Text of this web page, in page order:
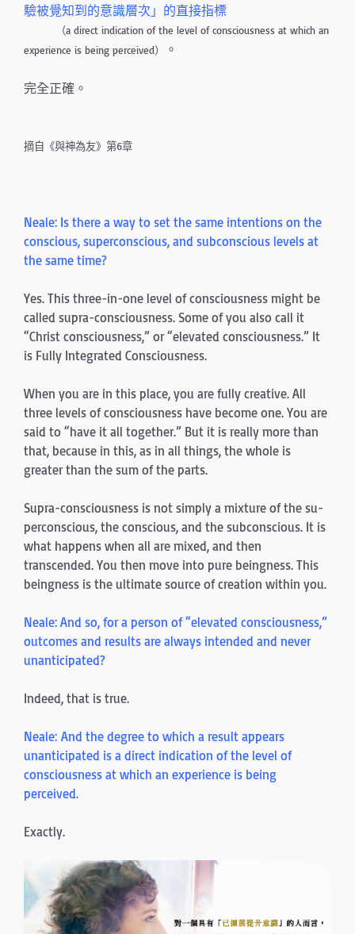
驗被覺知到的意識層次」的直接指標
（a direct indication of the level of consciousness at which an
experience is being perceived）
。
完全正確。
摘自《與神為友》第6章
Neale: Is there a way to set the same intentions on the
conscious, su­perconscious, and subconscious levels at
the same time?
Yes. This three-in-one level of consciousness might be
called supra-consciousness. Some of you also call it
“Christ consciousness,” or “elevated consciousness.” It
is Fully In­tegrated Consciousness.
When you are in this place, you are fully creative. All
three levels of consciousness have become one. You are
said to “have it all together.” But it is really more than
that, because in this, as in all things, the whole is
greater than the sum of the parts.
Supra-consciousness is not simply a mixture of the su­
perconscious, the conscious, and the subconscious. It is
what happens when all are mixed, and then
transcended. You then move into pure beingness. This
beingness is the ultimate source of creation within you.
Neale: And so, for a person of “elevated consciousness,”
outcomes and results are always intended and never
unanticipated?
Indeed, that is true.
Neale: And the degree to which a result appears
unanticipated is a di­rect indication of the level of
consciousness at which an experience is being
perceived.
Exactly.